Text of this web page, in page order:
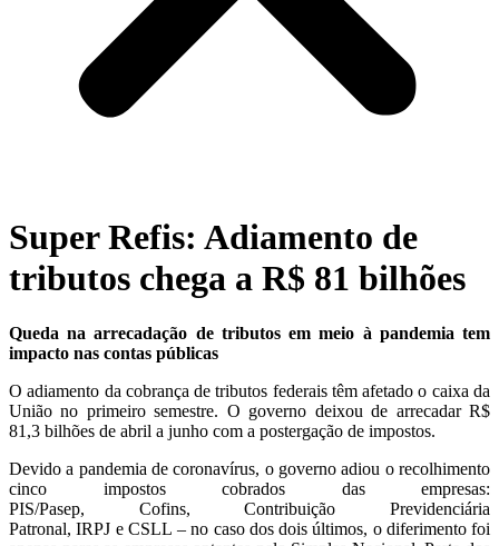
Super Refis: Adiamento de
tributos chega a R$ 81 bilhões
Queda na arrecadação de tributos em meio à pandemia tem
impacto nas contas públicas
O adiamento da cobrança de tributos federais têm afetado o caixa da
União no primeiro semestre. O governo deixou de arrecadar R$
81,3 bilhões de abril a junho com a postergação de impostos.
Devido a pandemia de coronavírus, o governo adiou o recolhimento
cinco impostos cobrados das empresas:
PIS/Pasep, Cofins, Contribuição Previdenciária
Patronal, IRPJ e CSLL – no caso dos dois últimos, o diferimento foi